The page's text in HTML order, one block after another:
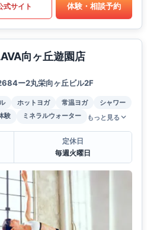
式サイト 体験・相談予約
向ヶ丘遊園店
ー2丸栄向ヶ丘ビル2F
ホットヨガ 常温ヨガ
シャワー
験 ミネラルウォーター もっと見る
定休日
毎週火曜日